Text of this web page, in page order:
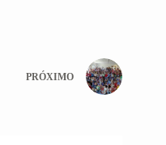
PRÓXIMO